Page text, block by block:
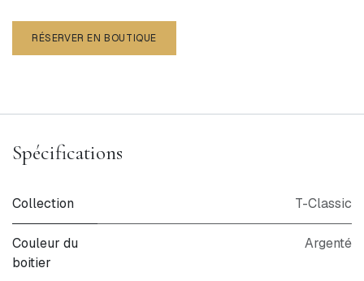
RÉSERVER EN BOUTIQUE
Spécifications
Collection T-Classic
Couleur du
boitier
Argenté